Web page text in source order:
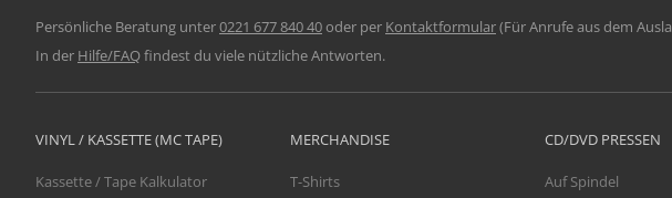
Persönliche Beratung unter0221 677 840 40oder per Kontaktformular(Für Anrufe aus dem
In der Hilfe/FAQfindest du viele nützliche Antworten.
VINYL / KASSETTE (MC TAPE)
Kassette / Tape Kalkulator
MERCHANDISE
T-Shirts
CD/DVD PRESSEN
Auf Spindel